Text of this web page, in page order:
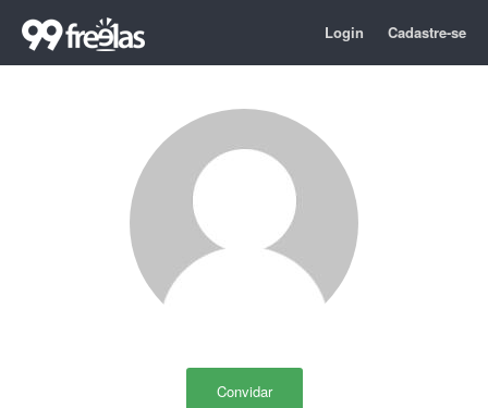
Login Cadastre-se
Convidar